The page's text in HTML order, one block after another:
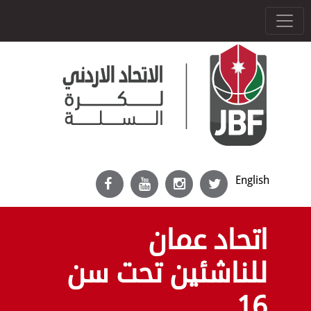
English
اتحاد عمان
للناشئين تحت سن